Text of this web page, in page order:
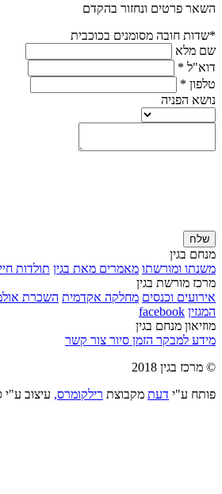
השאר פרטים ונחזור בהקדם
*שדות חובה מסומנים בכוכבית
שם מלא
דוא"ל *
טלפון *
נושא הפניה
שלח
מנחם בגין
משנתו ומורשתו מאמרים מאת בגין תולדות
מרכז מורשת בגין
אירועים וכנסים מחלקה אקדמית השכרת
המגזין facebook
מוזיאון מנחם בגין
מידע למבקר הזמן סיור צור קשר
© מרכז בגין 2018
פותח ע"י דעת מקבוצת רילקומרס, עיצוב ע"י